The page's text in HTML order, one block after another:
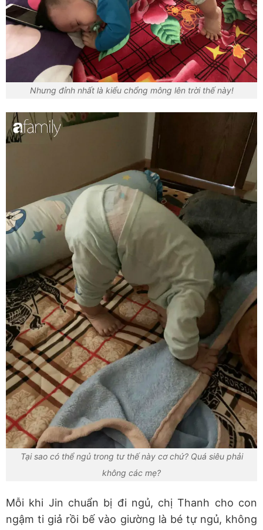
Nhưng đỉnh nhất là kiểu chổng mông lên trời thế này!
Tại sao có thể ngủ trong tư thế này cơ chứ? Quá siêu phải
không các mẹ?
Mỗi khi Jin chuẩn bị đi ngủ, chị Thanh cho con
ngậm ti giả rồi bế vào giường là bé tự ngủ, không